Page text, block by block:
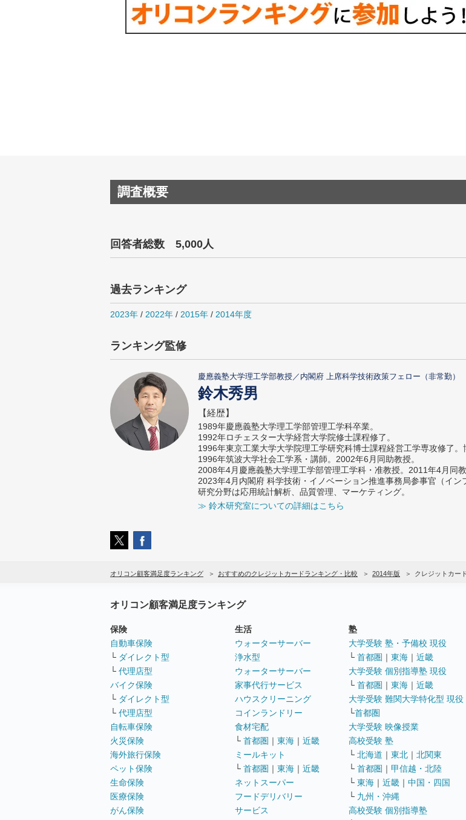
調査概要
回答者総数 5,000人
過去ランキング
2023年 / 2022年 / 2015年 / 2014年度
ランキング監修
慶應義塾大学理工学部教授／内閣府 上席科学技術政策フェロー（非常勤）
鈴木秀男
【経歴】
1989年慶應義塾大学理工学部管理工学科卒業。
1992年ロチェスター大学経営大学院修士課程修了。
1996年東京工業大学大学院理工学研究科博士課程経営工学専攻修了。
1996年筑波大学社会工学系・講師。2002年6月同助教授。
2008年4月慶應義塾大学理工学部管理工学科・准教授。2011年4月同教
2023年4月内閣府 科学技術・イノベーション推進事務局参事官（イン
研究分野は応用統計解析、品質管理、マーケティング。
≫ 鈴木研究室についての詳細はこちら
オリコン顧客満足度ランキング おすすめのクレジットカードランキング・比較 2014年版 クレジットカー
オリコン顧客満足度ランキング
保険
自動車保険
└ ダイレクト型
└ 代理店型
バイク保険
└ ダイレクト型
└ 代理店型
自転車保険
火災保険
海外旅行保険
ペット保険
生命保険
医療保険
がん保険
生活
ウォーターサーバー
浄水型
ウォーターサーバー
家事代行サービス
ハウスクリーニング
コインランドリー
食材宅配
└ 首都圏 ｜ 東海 ｜ 近畿
ミールキット
└ 首都圏 ｜ 東海 ｜ 近畿
ネットスーパー
フードデリバリー
サービス
塾
大学受験 塾・予備校 現役
└ 首都圏 ｜ 東海 ｜ 近畿
大学受験 個別指導塾 現役
└ 首都圏 ｜ 東海 ｜ 近畿
大学受験 難関大学特化型 現役
└首都圏
大学受験 映像授業
高校受験 塾
└ 北海道 ｜ 東北 ｜ 北関東
└ 首都圏 ｜ 甲信越・北陸
└ 東海 ｜ 近畿 ｜ 中国・四国
└ 九州・沖縄
高校受験 個別指導塾